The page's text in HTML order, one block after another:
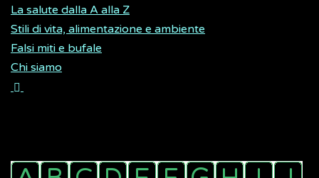
La salute dalla A alla Z
Stili di vita, alimentazione e ambiente
Falsi miti e bufale
Chi siamo